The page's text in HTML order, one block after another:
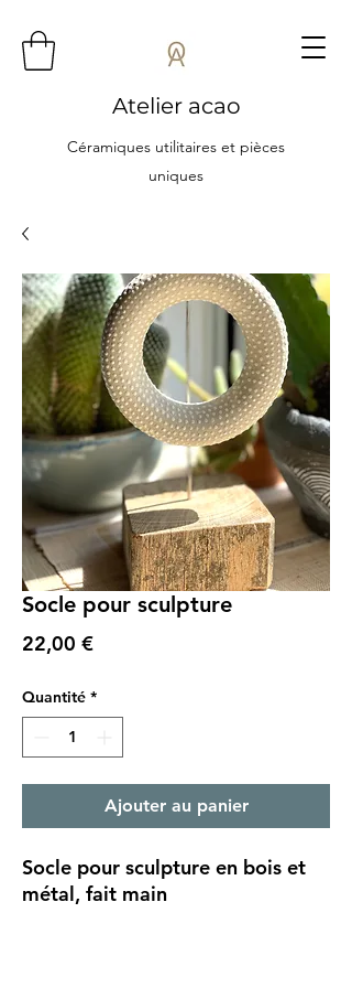
Atelier acao
Céramiques utilitaires et pièces
uniques
Socle pour sculpture
22,00 €Prix
Quantité *
Ajouter au panier
Socle pour sculpture en bois et
métal, fait main